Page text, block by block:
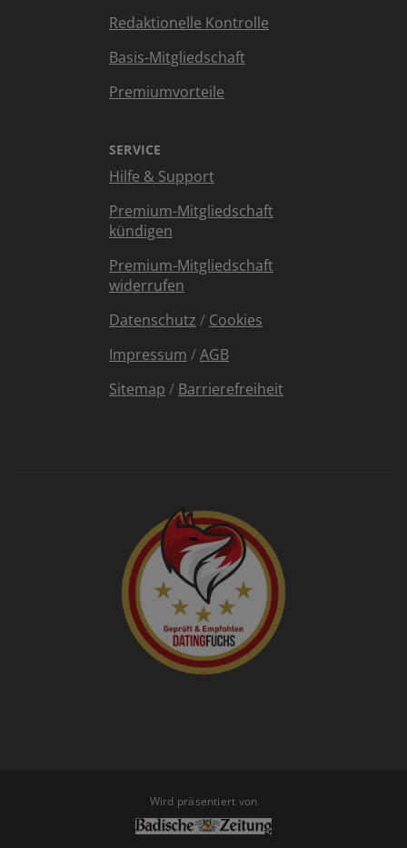
Redaktionelle Kontrolle
Basis-Mitgliedschaft
Premiumvorteile
SERVICE
Hilfe & Support
Premium-Mitgliedschaft
kündigen
Premium-Mitgliedschaft
widerrufen
Datenschutz / Cookies
Impressum /AGB
Sitemap / Barrierefreiheit
Wird präsentiert von